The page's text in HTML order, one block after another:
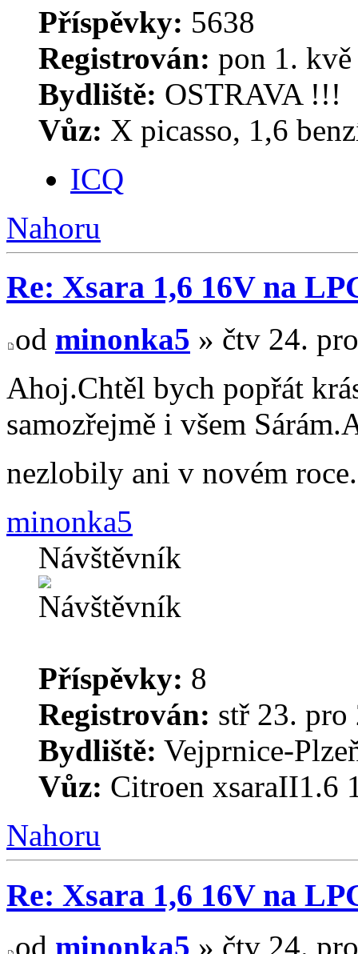
Příspěvky: 5638
Registrován: pon 1.
Bydliště: OSTRAVA !!!
Vůz: X picasso, 1,6
ICQ
Nahoru
Re: Xsara 1,6 16V na
od minonka5 » čtv 24.
Ahoj.Chtěl bych popřát
samozřejmě i všem
nezlobily ani v novém
minonka5
Návštěvník
Příspěvky: 8
Registrován: stř 23. pro
Bydliště: Vejprnice-
Vůz: Citroen xsaraII1.6
Nahoru
Re: Xsara 1,6 16V na
od minonka5 » čtv 24.